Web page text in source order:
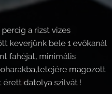
a rizst vizes
keverjünk bele 1 evőkanál
fahéjat, minimális
magozott
datolya szilvát !